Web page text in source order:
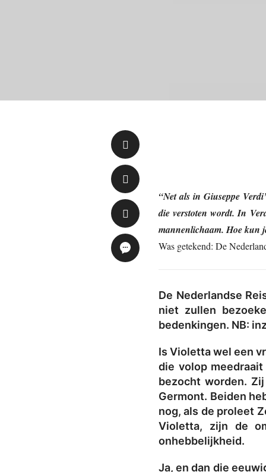
“Net als in Giuseppe
die verstoten wordt. In
mannenlichaam. Hoe kun
Was getekend: De
De Nederlandse
niet zullen
bedenkingen. NB:
Is Violetta wel een
die volop
bezocht worden.
Germont. Beiden
nog, als de proleet
Violetta, zijn de
onhebbelijkheid.
Ja, en dan die